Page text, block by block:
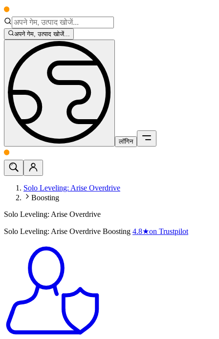
अपने गेम, उत्पाद खोजें...
लॉगिन
Solo Leveling: Arise Overdrive
Boosting
Solo Leveling: Arise Overdrive
Solo Leveling: Arise Overdrive Boosting 4.8★on Trustpilot